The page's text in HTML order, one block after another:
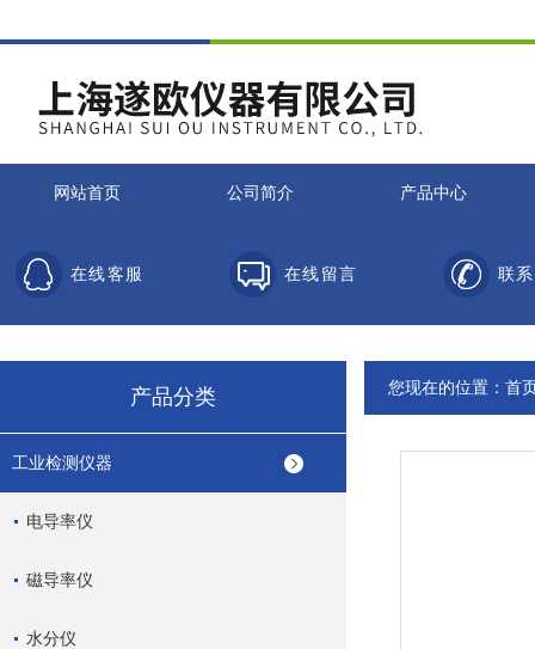
网站首页 公司简介 产品中心
在线客服 在线留言 联
产品分类
工业检测仪器
电导率仪
磁导率仪
水分仪
您现在的位置： 首